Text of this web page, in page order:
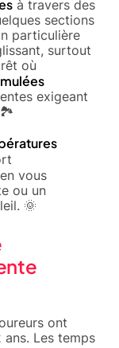
à travers des
sections
particulière
surtout
où
exigeant
🏞️
vous
ou un
🌞
ont
Les temps